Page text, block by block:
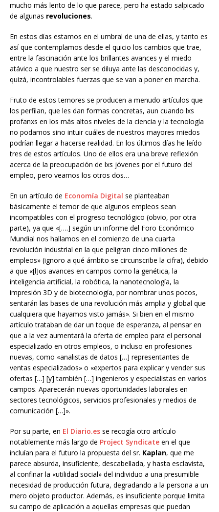
mucho más lento de lo que parece, pero ha estado salpicado
de algunas revoluciones.
En estos días estamos en el umbral de una de ellas, y tanto es
así que contemplamos desde el quicio los cambios que trae,
entre la fascinación ante los brillantes avances y el miedo
atávico a que nuestro ser se diluya ante las desconocidas y,
quizá, incontrolables fuerzas que se van a poner en marcha.
Fruto de estos temores se producen a menudo artículos que
los perfilan, que les dan formas concretas, aun cuando lxs
profanxs en los más altos niveles de la ciencia y la tecnología
no podamos sino intuir cuáles de nuestros mayores miedos
podrían llegar a hacerse realidad. En los últimos días he leído
tres de estos artículos. Uno de ellos era una breve reflexión
acerca de la preocupación de lxs jóvenes por el futuro del
empleo, pero veamos los otros dos…
En un artículo de Economía Digital se planteaban
básicamente el temor de que algunos empleos sean
incompatibles con el progreso tecnológico (obvio, por otra
parte), ya que «[….] según un informe del Foro Económico
Mundial nos hallamos en el comienzo de una cuarta
revolución industrial en la que peligran cinco millones de
empleos» (ignoro a qué ámbito se circunscribe la cifra), debido
a que «[l]os avances en campos como la genética, la
inteligencia artificial, la robótica, la nanotecnología, la
impresión 3D y de biotecnología, por nombrar unos pocos,
sentarán las bases de una revolución más amplia y global que
cualquiera que hayamos visto jamás». Si bien en el mismo
artículo trataban de dar un toque de esperanza, al pensar en
que a la vez aumentará la oferta de empleo para el personal
especializado en otros empleos, o incluso en profesiones
nuevas, como «analistas de datos […] representantes de
ventas especializados» o «expertos para explicar y vender sus
ofertas […] [y] también […] ingenieros y especialistas en varios
campos. Aparecerán nuevas oportunidades laborales en
sectores tecnológicos, servicios profesionales y medios de
comunicación […]».
Por su parte, en El Diario.es se recogía otro artículo
notablemente más largo de Project Syndicate en el que
incluían para el futuro la propuesta del sr. Kaplan, que me
parece absurda, insuficiente, descabellada, y hasta esclavista,
al confinar la «utilidad social» del individuo a una presumible
necesidad de producción futura, degradando a la persona a un
mero objeto productor. Además, es insuficiente porque limita
su campo de aplicación a aquellas empresas que puedan